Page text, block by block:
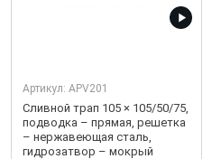
Артикул: APV201
Сливной трап 105 × 105/50/75,
подводка – прямая, решетка
– нержавеющая сталь,
гидрозатвор – мокрый